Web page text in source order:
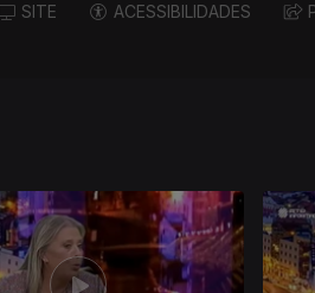
SITE ACESSIBILIDADES